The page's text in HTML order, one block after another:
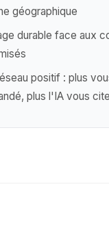
géographique
durable face aux
positif : plus
plus l'IA vous cite